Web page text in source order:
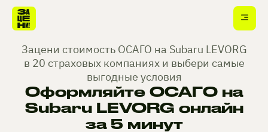
Зацени стоимость ОСАГО на Subaru LEVORG
в 20 страховых компаниях и выбери самые
выгодные условия
Оформляйте ОСАГО на
Subaru LEVORG онлайн
за 5 минут